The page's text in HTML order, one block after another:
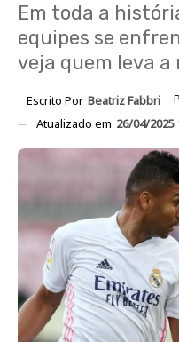
Em toda a
equipes se
veja quem leva a
Escrito Por Beatriz Fabbri
Atualizado em 26/04/2025